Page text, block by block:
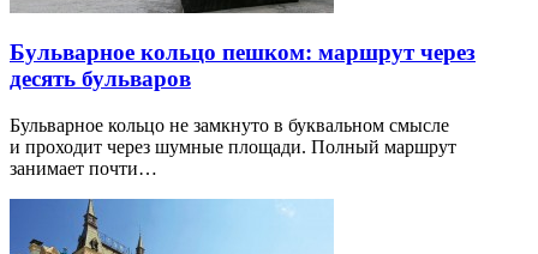
Бульварное кольцо пешком: маршрут через
десять бульваров
Бульварное кольцо не замкнуто в буквальном смысле
и проходит через шумные площади. Полный маршрут
занимает почти…